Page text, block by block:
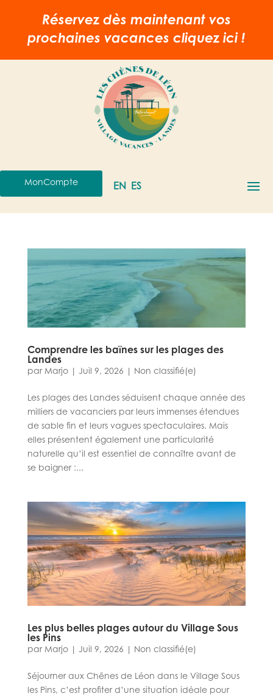
Réservez dès maintenant vos
prochaines vacancescliquez ici !
MonCompte EN ES
Comprendre les baïnes sur les plages des
Landes
par Marjo| Juil 9, 2026 Non classifié(e)
Les plages des Landes séduisent chaque année des
milliers de vacanciers par leurs immenses étendues
de sable fin et leurs vagues spectaculaires. Mais
elles présentent également une particularité
naturelle qu’il est essentiel de connaître avant de
se baigner :...
Les plus belles plages autour du Village Sous
les Pins
par Marjo| Juil 9, 2026 Non classifié(e)
Séjourner aux Chênes de Léon dans le Village Sous
les Pins, c’est profiter d’une situation idéale pour